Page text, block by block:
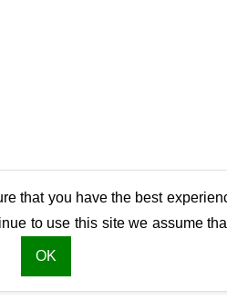
that you have the best
to use this site we assume
OK